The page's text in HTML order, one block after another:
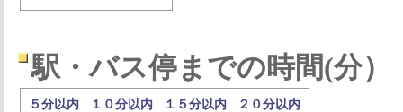
駅・バス停までの時間(分）
５分以内 １０分以内 １５分以内 ２０分以内